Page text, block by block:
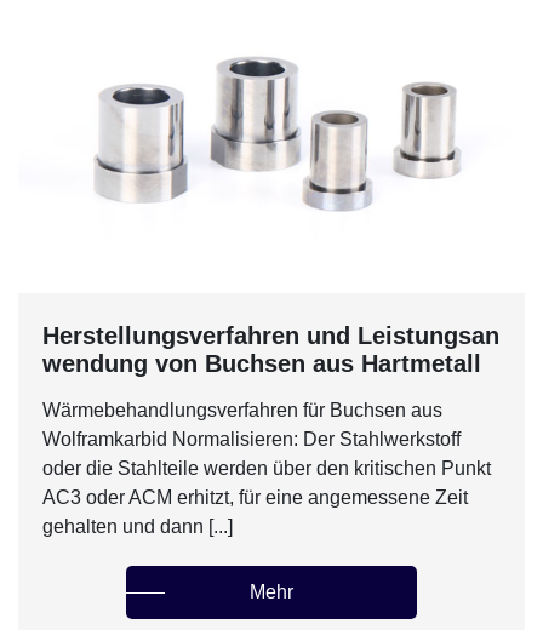
Herstellungsverfahren und Leistungsan
wendung von Buchsen aus Hartmetall
Wärmebehandlungsverfahren für Buchsen aus
Wolframkarbid Normalisieren: Der Stahlwerkstoff
oder die Stahlteile werden über den kritischen Punkt
AC3 oder ACM erhitzt, für eine angemessene Zeit
gehalten und dann [...]
Mehr